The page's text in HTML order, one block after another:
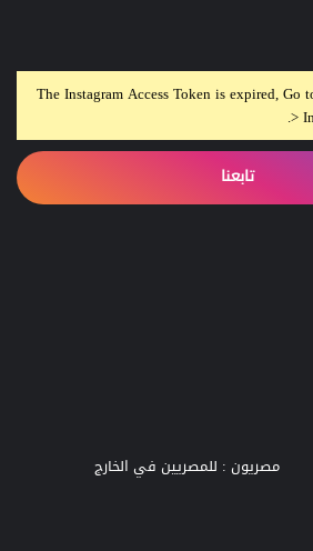
The Instagram Access Token is expired, Go
>
تابعنا
مصريون : للمصريين في الخارج